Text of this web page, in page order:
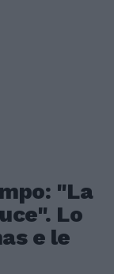
"La
Lo
e le